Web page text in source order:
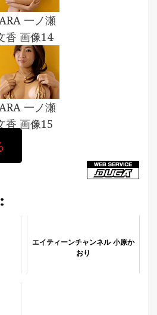
一ノ瀬
香 画像14
一ノ瀬
香 画像15
エイティーンチャンネル 小原か
おり